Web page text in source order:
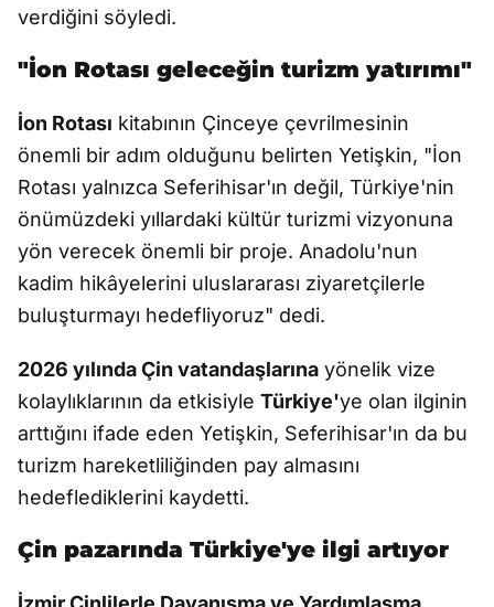
verdiğini söyledi.
"İon Rotası geleceğin turizm yatırımı"
İon Rotası kitabının Çinceye çevrilmesinin
önemli bir adım olduğunu belirten Yetişkin, "İon
Rotası yalnızca Seferihisar'ın değil, Türkiye'nin
önümüzdeki yıllardaki kültür turizmi vizyonuna
yön verecek önemli bir proje. Anadolu'nun
kadim hikâyelerini uluslararası ziyaretçilerle
buluşturmayı hedefliyoruz" dedi.
2026 yılında Çin vatandaşlarına yönelik vize
kolaylıklarının da etkisiyle Türkiye'ye olan ilginin
arttığını ifade eden Yetişkin, Seferihisar'ın da bu
turizm hareketliliğinden pay almasını
hedeflediklerini kaydetti.
Çin pazarında Türkiye'ye ilgi artıyor